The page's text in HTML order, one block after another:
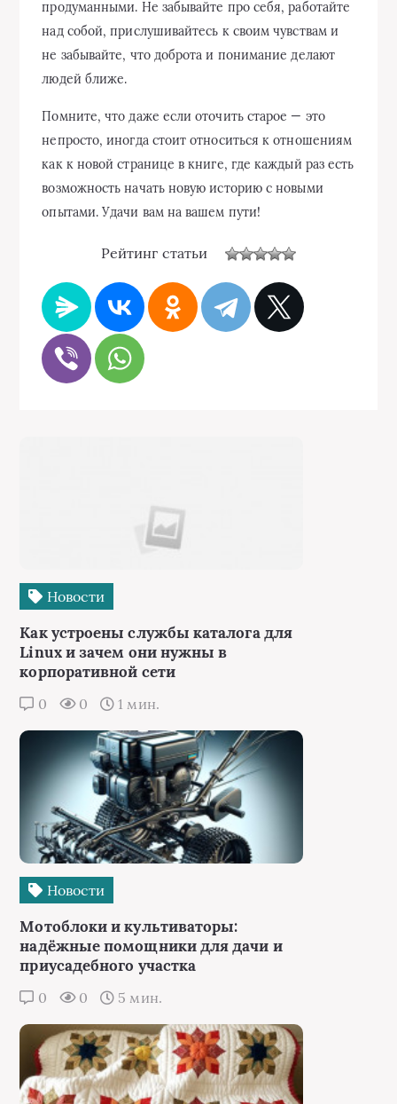
продуманными. Не забывайте про себя, работайте
над собой, прислушивайтесь к своим чувствам и
не забывайте, что доброта и понимание делают
людей ближе.
Помните, что даже если оточить старое — это
непросто, иногда стоит относиться к отношениям
как к новой странице в книге, где каждый раз есть
возможность начать новую историю с новыми
опытами. Удачи вам на вашем пути!
Рейтинг статьи
Новости
Как устроены службы каталога для
Linux и зачем они нужны в
корпоративной сети
0 0 1 мин.
Новости
Мотоблоки и культиваторы:
надёжные помощники для дачи и
приусадебного участка
0 0 5 мин.